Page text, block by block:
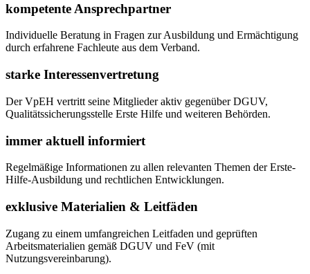
kompetente Ansprechpartner
Individuelle Beratung in Fragen zur Ausbildung und Ermächtigung
durch erfahrene Fachleute aus dem Verband.
starke Interessenvertretung
Der VpEH vertritt seine Mitglieder aktiv gegenüber DGUV,
Qualitätssicherungsstelle Erste Hilfe und weiteren Behörden.
immer aktuell informiert
Regelmäßige Informationen zu allen relevanten Themen der Erste-
Hilfe-Ausbildung und rechtlichen Entwicklungen.
exklusive Materialien & Leitfäden
Zugang zu einem umfangreichen Leitfaden und geprüften
Arbeitsmaterialien gemäß DGUV und FeV (mit
Nutzungsvereinbarung).